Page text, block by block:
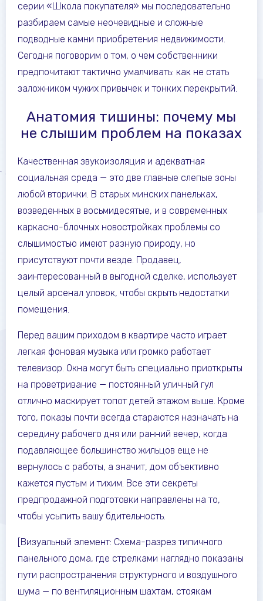
серии «Школа покупателя» мы последовательно
разбираем самые неочевидные и сложные
подводные камни приобретения недвижимости.
Сегодня поговорим о том, о чем собственники
предпочитают тактично умалчивать: как не стать
заложником чужих привычек и тонких перекрытий.
Анатомия тишины: почему мы
не слышим проблем на показах
Качественная звукоизоляция и адекватная
социальная среда — это две главные слепые зоны
любой вторички. В старых минских панельках,
возведенных в восьмидесятые, и в современных
каркасно-блочных новостройках проблемы со
слышимостью имеют разную природу, но
присутствуют почти везде. Продавец,
заинтересованный в выгодной сделке, использует
целый арсенал уловок, чтобы скрыть недостатки
помещения.
Перед вашим приходом в квартире часто играет
легкая фоновая музыка или громко работает
телевизор. Окна могут быть специально приоткрыты
на проветривание — постоянный уличный гул
отлично маскирует топот детей этажом выше. Кроме
того, показы почти всегда стараются назначать на
середину рабочего дня или ранний вечер, когда
подавляющее большинство жильцов еще не
вернулось с работы, а значит, дом объективно
кажется пустым и тихим. Все эти секреты
предпродажной подготовки направлены на то,
чтобы усыпить вашу бдительность.
[Визуальный элемент: Схема-разрез типичного
панельного дома, где стрелками наглядно показаны
пути распространения структурного и воздушного
шума — по вентиляционным шахтам, стоякам